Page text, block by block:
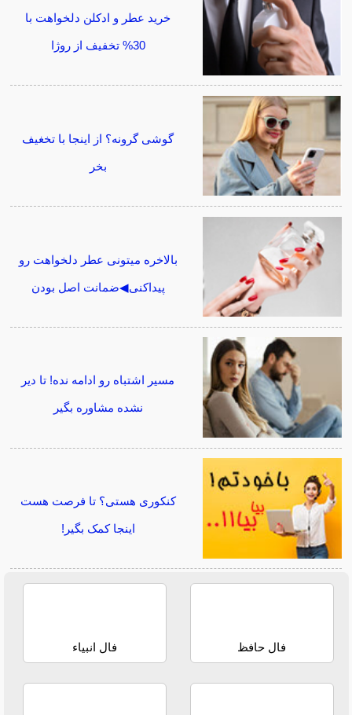
خرید عطر و ادکلن دلخواهت با
30% تخفیف از روژا
گوشی گرونه؟ از اینجا با تخغیف
بخر
بالاخره میتونی عطر دلخواهت رو
پیداکنی◀ضمانت اصل بودن
مسیر اشتباه رو ادامه نده! تا دیر
نشده مشاوره بگیر
کنکوری هستی؟ تا فرصت هست
اینجا کمک بگیر!
فال حافظ فال انبیاء